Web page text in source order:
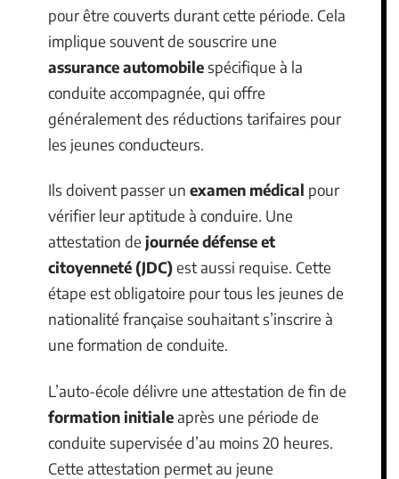
pour être couverts durant cette période. Cela
implique souvent de souscrire une
assurance automobilespécifique à la
conduite accompagnée, qui offre
généralement des réductions tarifaires pour
les jeunes conducteurs.
Ils doivent passer un examen médical pour
vérifier leur aptitude à conduire. Une
attestation de journée défense et
citoyenneté (JDC)est aussi requise. Cette
étape est obligatoire pour tous les jeunes de
nationalité française souhaitant s’inscrire à
une formation de conduite.
L’auto-école délivre une attestation de fin de
formation initialeaprès une période de
conduite supervisée d’au moins 20 heures.
Cette attestation permet au jeune